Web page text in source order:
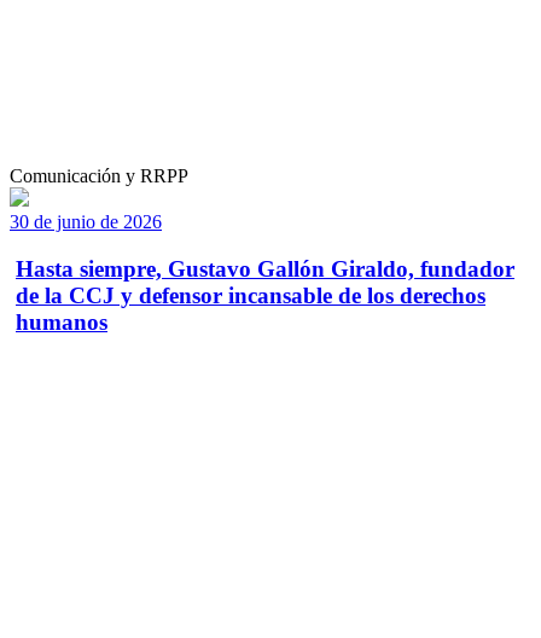
Comunicación y RRPP
30 de junio de 2026
Hasta siempre, Gustavo Gallón Giraldo, fundador
de la CCJ y defensor incansable de los derechos
humanos